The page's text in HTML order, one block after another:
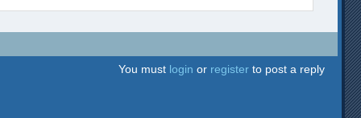
You must login or register to post a reply